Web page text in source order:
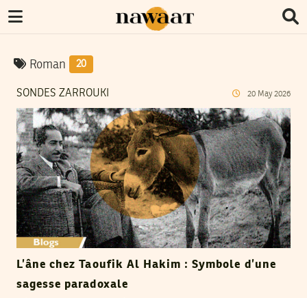
Roman 20
SONDES ZARROUKI 20 May 2026
L’âne chez Taoufik Al Hakim : Symbole d’une
sagesse paradoxale